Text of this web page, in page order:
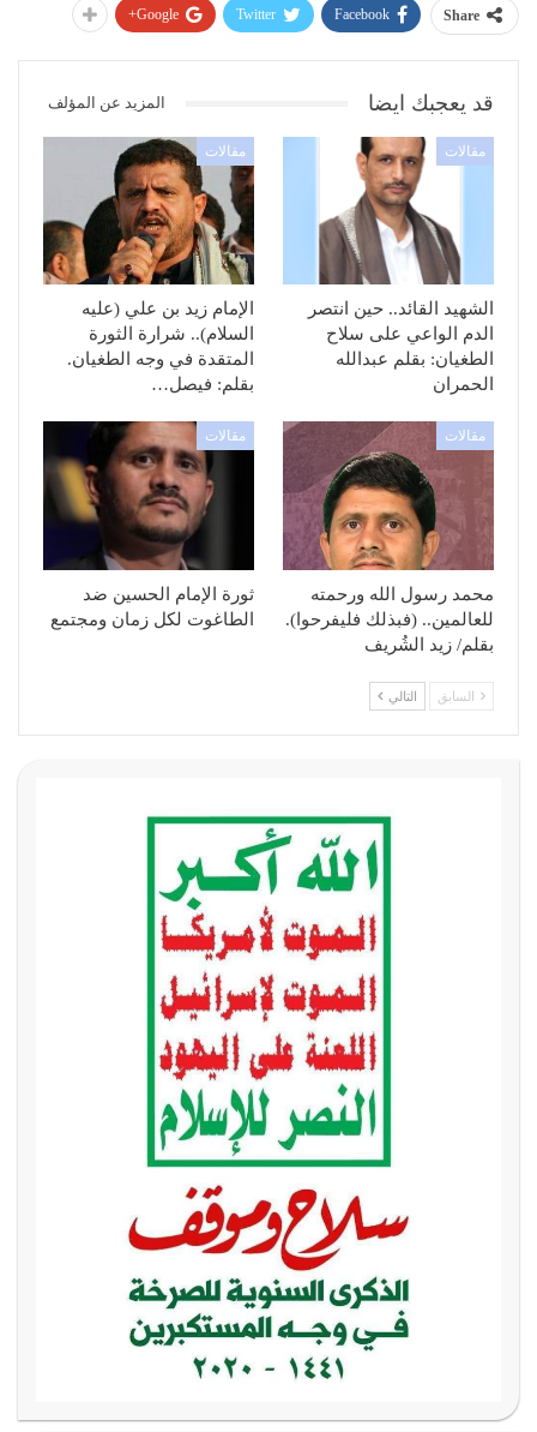
Share
Facebook
Twitter
Google+
قد يعجبك ايضا المزيد عن المؤلف
مقالات
الشهيد القائد.. حين انتصر
الدم الواعي على سلاح
الطغيان: بقلم عبدالله
الحمران
مقالات
الإمام زيد بن علي (عليه
السلام).. شرارة الثورة
المتقدة في وجه الطغيان.
بقلم: فيصل…
مقالات
محمد رسول الله ورحمته
للعالمين.. (فبذلك فليفرحوا).
بقلم/ زيد الشُريف
مقالات
ثورة الإمام الحسين ضد
الطاغوت لكل زمان ومجتمع
السابق التالي